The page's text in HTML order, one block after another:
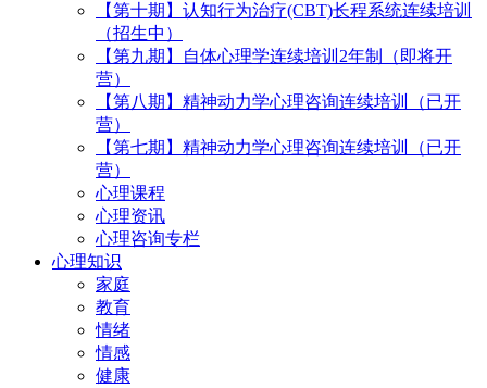
【第十期】认知行为治疗(CBT)长程系统连续培训
（招生中）
【第九期】自体心理学连续培训2年制（即将开
营）
【第八期】精神动力学心理咨询连续培训（已开
营）
【第七期】精神动力学心理咨询连续培训（已开
营）
心理课程
心理资讯
心理咨询专栏
心理知识
家庭
教育
情绪
情感
健康